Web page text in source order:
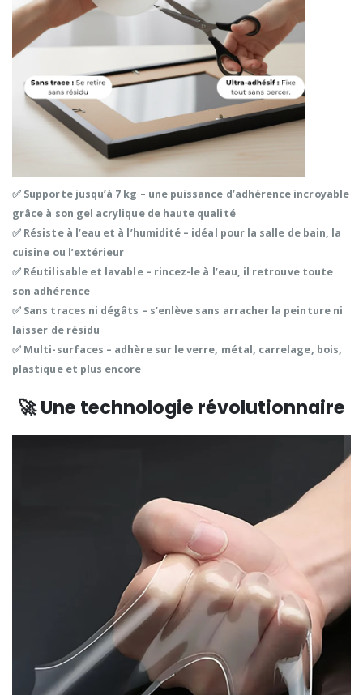
✅ Supporte jusqu’à 7 kg – une puissance d’adhérence incroyable
grâce à son gel acrylique de haute qualité
✅ Résiste à l’eau et à l’humidité – idéal pour la salle de bain, la
cuisine ou l’extérieur
✅ Réutilisable et lavable– rincez-le à l’eau, il retrouve toute
son adhérence
✅ Sans traces ni dégâts – s’enlève sans arracher la peinture ni
laisser de résidu
✅ Multi-surfaces – adhère sur leverre, métal, carrelage, bois,
plastiqueet plus encore
🚀 Une technologie révolutionnaire